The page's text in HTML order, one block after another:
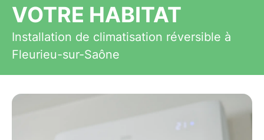
Installation de climatisation réversible à
Fleurieu-sur-Saône
VOTRE HABITAT